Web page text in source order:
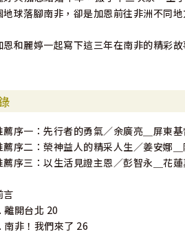
地球落腳南非，卻是加恩前往非洲不同
恩和麗婷一起寫下這三年在南非的精彩
薦序一：先行者的勇氣／余廣亮＿屏東
薦序二：榮神益人的精采人生／姜安娜
薦序三：以生活見證主恩／彭智永＿花
言
離開台北 20
南非！我們來了 26